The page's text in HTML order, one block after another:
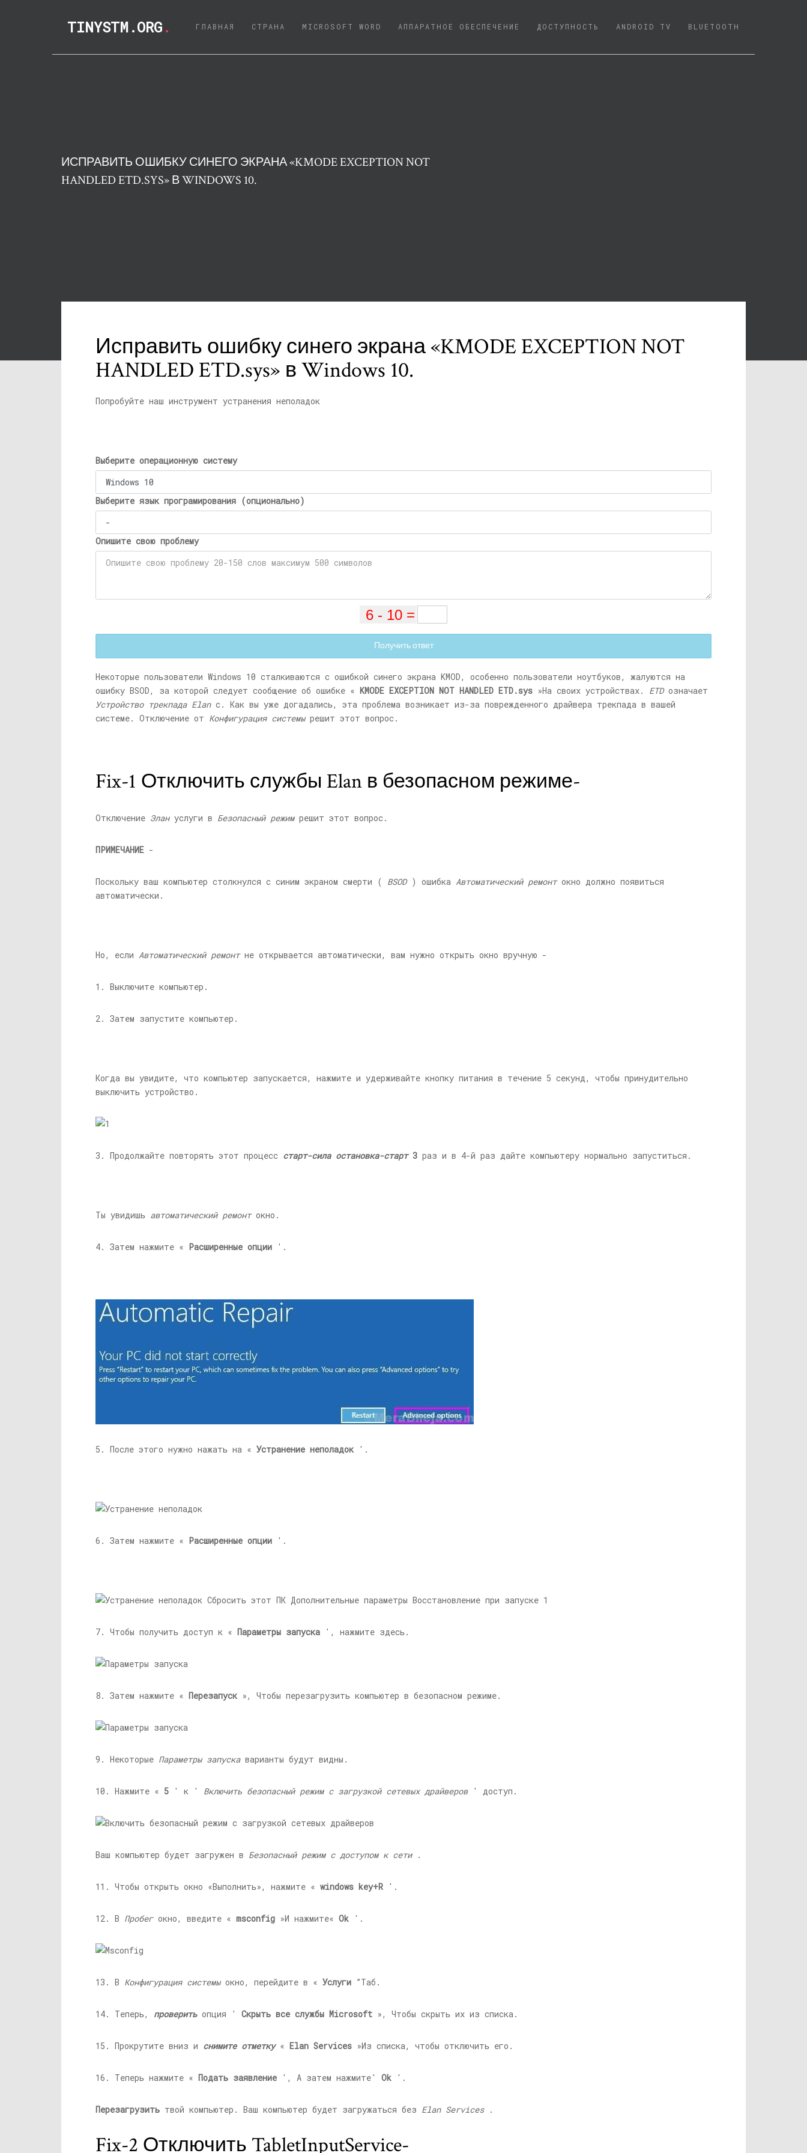
TINYSTM.ORG. ГЛАВНАЯ (CURRENT)
СТРАНА MICROSOFT WORD АППАРАТНОЕ ОБЕСПЕЧЕНИЕ ДОСТУПНОСТЬ ANDROID TV BLUETOOTH
ИСПРАВИТЬ ОШИБКУ СИНЕГО ЭКРАНА «KMODE EXCEPTION NOT
HANDLED ETD.SYS» В WINDOWS 10.
Исправить ошибку синего экрана «KMODE EXCEPTION NOT
HANDLED ETD.sys» в Windows 10.
Попробуйте наш инструмент устранения неполадок
Выберите операционную систему
Выберите язык програмирования (опционально)
Опишите свою проблему
Получить ответ
Некоторые пользователи Windows 10 сталкиваются с ошибкой синего экрана KMOD, особенно пользователи ноутбуков, жалуются на
ошибку BSOD, за которой следует сообщение об ошибке « KMODE EXCEPTION NOT HANDLED ETD.sys »На своих устройствах. ETDозначает
Устройство трекпада Elanс. Как вы уже догадались, эта проблема возникает из-за поврежденного драйвера трекпада в вашей
системе. Отключение от Конфигурация системырешит этот вопрос.
Fix-1 Отключить службы Elan в безопасном режиме-
Отключение Элануслуги в Безопасный режимрешит этот вопрос.
ПРИМЕЧАНИЕ -
Поскольку ваш компьютер столкнулся с синим экраном смерти ( BSOD) ошибка Автоматический ремонтокно должно появиться
автоматически.
Но, если Автоматический ремонтне открывается автоматически, вам нужно открыть окно вручную -
1. Выключите компьютер.
2. Затем запустите компьютер.
Когда вы увидите, что компьютер запускается, нажмите и удерживайте кнопку питания в течение 5 секунд, чтобы принудительно
выключить устройство.
3. Продолжайте повторять этот процесс старт-сила остановка-старт 3 раз и в 4-й раз дайте компьютеру нормально запуститься.
Ты увидишь автоматический ремонтокно.
4. Затем нажмите « Расширенные опции '.
5. После этого нужно нажать на « Устранение неполадок'.
6. Затем нажмите « Расширенные опции '.
7. Чтобы получить доступ к « Параметры запуска ', нажмите здесь.
8. Затем нажмите « Перезапуск», Чтобы перезагрузить компьютер в безопасном режиме.
9. Некоторые Параметры запускаварианты будут видны.
10. Нажмите « 5 ' к ' Включить безопасный режим с загрузкой сетевых драйверов' доступ.
Ваш компьютер будет загружен в Безопасный режим с доступом к сети.
11. Чтобы открыть окно «Выполнить», нажмите « windows key+R '.
12. В Пробегокно, введите « msconfig »И нажмите« Ok '.
13. В Конфигурация системыокно, перейдите в « Услуги ”Таб.
14. Теперь, проверить опция ' Скрыть все службы Microsoft », Чтобы скрыть их из списка.
15. Прокрутите вниз и снимите отметку « Elan Services »Из списка, чтобы отключить его.
16. Теперь нажмите « Подать заявление ', А затем нажмите' Ok '.
Перезагрузить твой компьютер. Ваш компьютер будет загружаться без Elan Services.
Fix-2 Отключить TabletInputService-